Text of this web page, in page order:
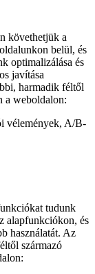
követhetjük a
belül, és
optimalizálása és
javítása
harmadik féltől
a weboldalon:
vélemények, A/B-
tudunk
alapfunkciókon, és
használatát. Az
származó